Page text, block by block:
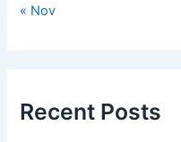
« Nov
Recent Posts